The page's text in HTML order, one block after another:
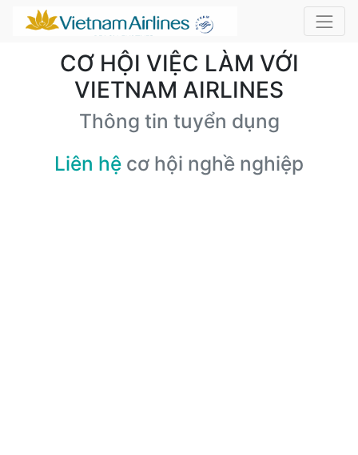
CƠ HỘI VIỆC LÀM VỚI
VIETNAM AIRLINES
Thông tin tuyển dụng
Liên hệ cơ hội nghề nghiệp